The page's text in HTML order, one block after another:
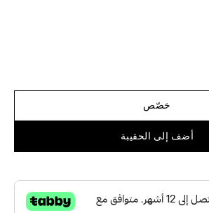
خصّص
أضف إلى الحقيبة